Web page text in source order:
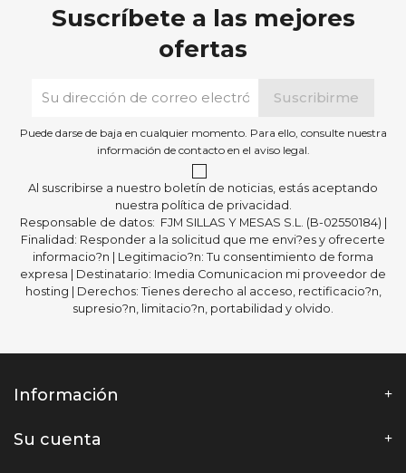
Suscríbete a las mejores
ofertas
Puede darse de baja en cualquier momento. Para ello, consulte nuestra
información de contacto en el aviso legal.
Al suscribirse a nuestro boletín de noticias, estás aceptando
nuestra política de privacidad.
Responsable de datos: FJM SILLAS Y MESAS S.L. (B-02550184) |
Finalidad: Responder a la solicitud que me envi?es y ofrecerte
informacio?n | Legitimacio?n: Tu consentimiento de forma
expresa | Destinatario: Imedia Comunicacion mi proveedor de
hosting | Derechos: Tienes derecho al acceso, rectificacio?n,
supresio?n, limitacio?n, portabilidad y olvido.
Información
Su cuenta